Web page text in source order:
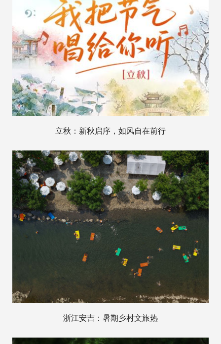
立秋：新秋启序，如风自在前行
浙江安吉：暑期乡村文旅热